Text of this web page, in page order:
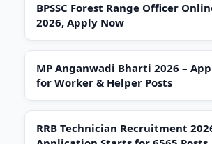
BPSSC Forest Range Officer
2026, Apply Now
MP Anganwadi Bharti 2026 –
for Worker & Helper Posts
RRB Technician Recruitment